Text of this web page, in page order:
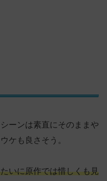
ーンは素直にそのままや
ケも良さそう。
いに原作では惜しくも見